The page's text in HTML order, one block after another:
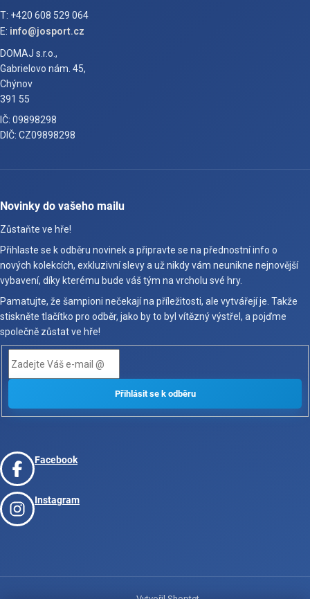
T: +420 608 529 064
E: info@josport.cz
DOMAJ s.r.o.,
Gabrielovo nám. 45,
Chýnov
391 55
IČ: 09898298
DIČ: CZ09898298
Novinky do vašeho mailu
Zůstaňte ve hře!
Přihlaste se k odběru novinek a připravte se na přednostní info o
nových kolekcích, exkluzivní slevy a už nikdy vám neunikne nejnovější
vybavení, díky kterému bude váš tým na vrcholu své hry.
Pamatujte, že šampioni nečekají na příležitosti, ale vytvářejí je. Takže
stiskněte tlačítko pro odběr, jako by to byl vítězný výstřel, a pojďme
společně zůstat ve hře!
Facebook
Instagram